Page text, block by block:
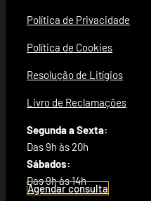
Política de Privacidade
Política de Cookies
Resolução de Litígios
Livro de Reclamações
Segunda a Sexta:
Das 9h às 20h
Sábados:
Das 9h às 14h
Agendar consulta